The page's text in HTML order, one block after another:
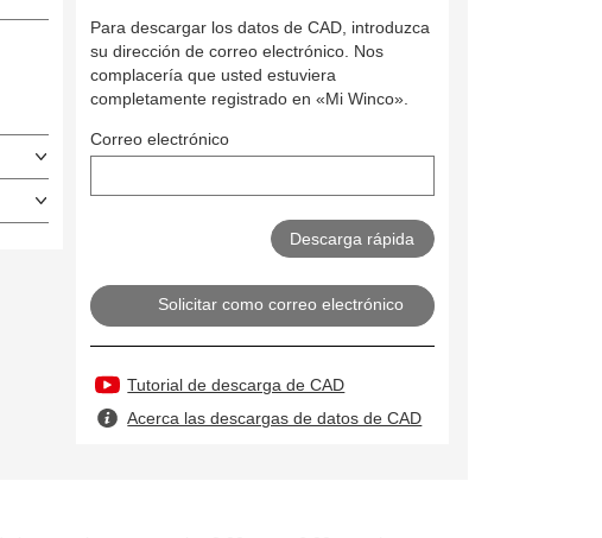
Para descargar los datos de CAD, introduzca
su dirección de correo electrónico. Nos
complacería que usted estuviera
completamente registrado en «Mi Winco».
Correo electrónico
Solicitar como correo electrónico
Tutorial de descarga de CAD
Acerca las descargas de datos de CAD